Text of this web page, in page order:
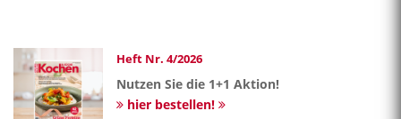
Heft Nr. 4/2026
Nutzen Sie die 1+1 Aktion!
hier bestellen!